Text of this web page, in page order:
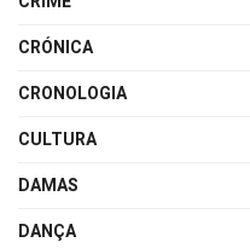
CRÓNICA
CRONOLOGIA
CULTURA
DAMAS
DANÇA